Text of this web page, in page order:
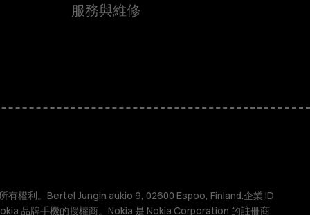
服務與維修
有權利。Bertel Jungin aukio 9, 02600 Espoo, Finland.企業 ID
品牌手機的授權商。Nokia 是 Nokia Corporation 的註冊商